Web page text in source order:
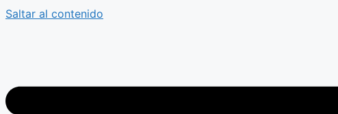
Saltar al contenido